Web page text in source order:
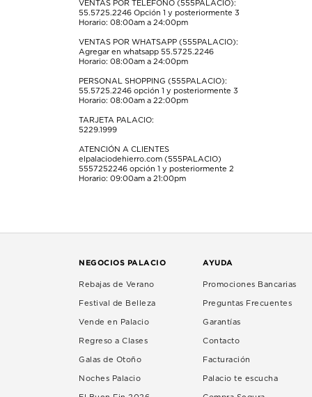
formularioformulario
de
formulario
de
formulario
de
formulario
de
envío.
VENTAS POR TELÉFONO (555PALACIO):
55.5725.2246 Opción 1 y posteriormente 3
Horario: 08:00am a 24:00pm
VENTAS POR WHATSAPP (555PALACIO):
Agregar en whatsapp 55.5725.2246
Horario: 08:00am a 24:00pm
PERSONAL SHOPPING (555PALACIO):
55.5725.2246 opción 1 y posteriormente 3
Horario: 08:00am a 22:00pm
TARJETA PALACIO:
5229.1999
ATENCIÓN A CLIENTES
elpalaciodehierro.com (555PALACIO)
5557252246 opción 1 y posteriormente 2
Horario: 09:00am a 21:00pm
NEGOCIOS PALACIO
Rebajas de Verano
Festival de Belleza
Vende en Palacio
Regreso a Clases
Galas de Otoño
Noches Palacio
AYUDA
Promociones Bancarias
Preguntas Frecuentes
Garantías
Contacto
Facturación
Palacio te escucha